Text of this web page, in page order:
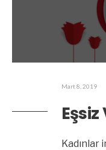
Mart 8, 2019
Eşsiz
Kadınlar